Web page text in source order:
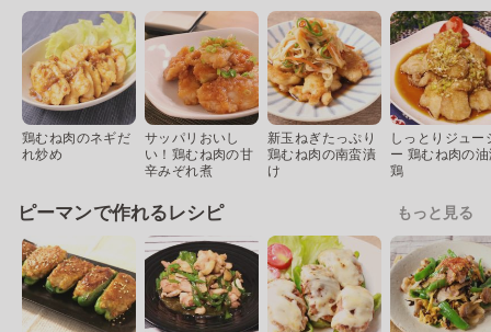
鶏むね肉のネギだ
れ炒め
サッパリおいし
い！鶏むね肉の甘
辛みぞれ煮
新玉ねぎたっぷり
鶏むね肉の南蛮漬
け
しっとりジュー
ー 鶏むね肉の
鶏
ピーマンで作れるレシピ もっと見る